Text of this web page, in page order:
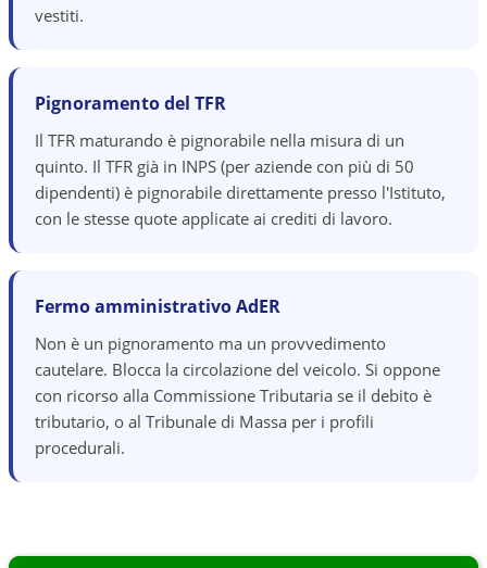
vestiti.
Pignoramento del TFR
Il TFR maturando è pignorabile nella misura di un
quinto. Il TFR già in INPS (per aziende con più di 50
dipendenti) è pignorabile direttamente presso l'Istituto,
con le stesse quote applicate ai crediti di lavoro.
Fermo amministrativo AdER
Non è un pignoramento ma un provvedimento
cautelare. Blocca la circolazione del veicolo. Si oppone
con ricorso alla Commissione Tributaria se il debito è
tributario, o al Tribunale di Massa per i profili
procedurali.